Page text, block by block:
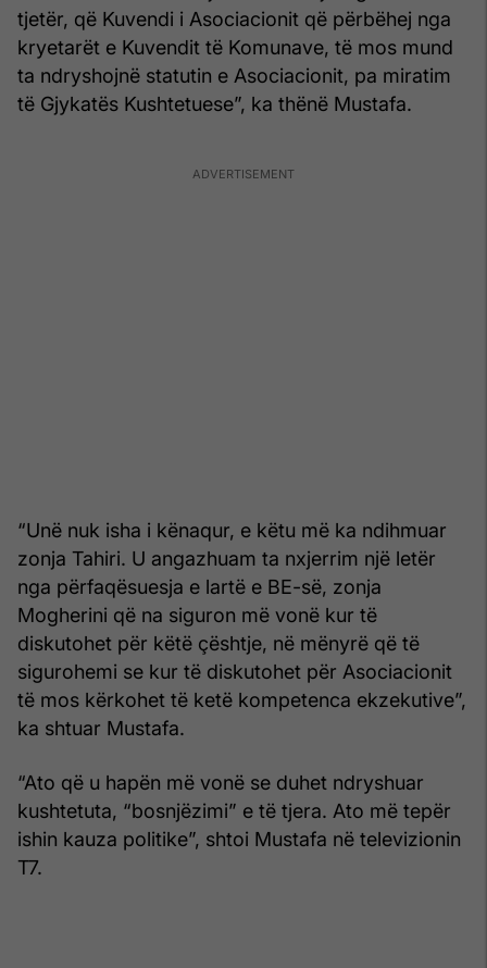
tjetër, që Kuvendi i Asociacionit që përbëhej nga
kryetarët e Kuvendit të Komunave, të mos mund
ta ndryshojnë statutin e Asociacionit, pa miratim
të Gjykatës Kushtetuese”, ka thënë Mustafa.
“Unë nuk isha i kënaqur, e këtu më ka ndihmuar
zonja Tahiri. U angazhuam ta nxjerrim një letër
nga përfaqësuesja e lartë e BE-së, zonja
Mogherini që na siguron më vonë kur të
diskutohet për këtë çështje, në mënyrë që të
sigurohemi se kur të diskutohet për Asociacionit
të mos kërkohet të ketë kompetenca ekzekutive”,
ka shtuar Mustafa.
“Ato që u hapën më vonë se duhet ndryshuar
kushtetuta, “bosnjëzimi” e të tjera. Ato më tepër
ishin kauza politike”, shtoi Mustafa në televizionin
T7.